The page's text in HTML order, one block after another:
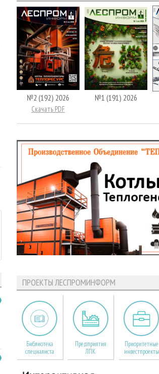
№2 (192) 2026
Скачать PDF
№1 (191) 2026
ПРОЕКТЫ ЛЕСПРОМИНФОРМ
Библиотека
специалиста
Предприятия
ЛПК
Приоритетные
инвестпроекты